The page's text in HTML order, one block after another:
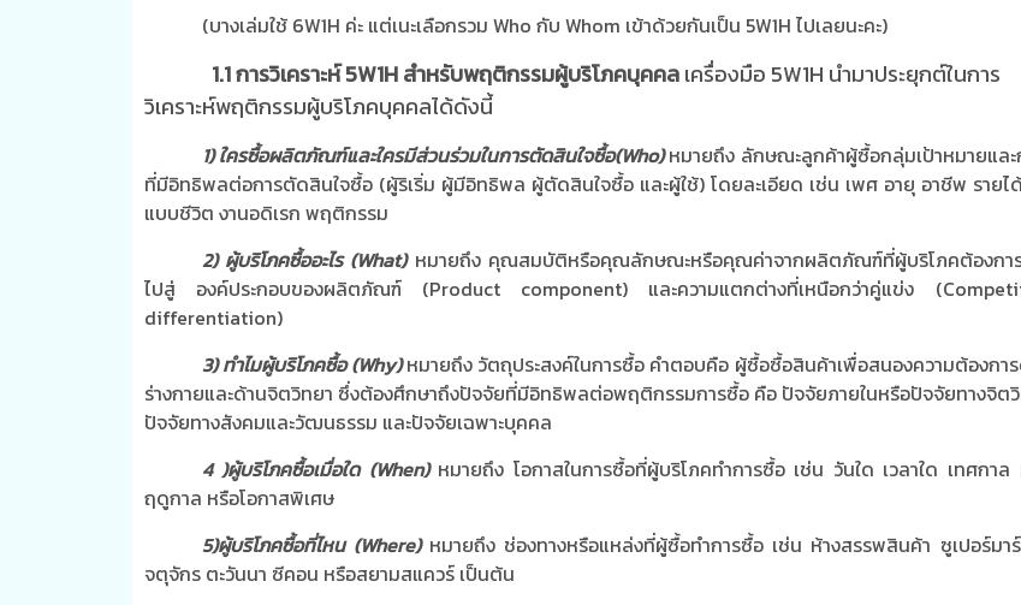
(บางเล่มใช้ 6W1H ค่ะ แต่เนะเลือกรวม Who กับ Whom เข้าด้วยกันเป็น 5W1H ไปเลยนะคะ)
1.1 การวิเคราะห์5W1Hสำหรับพฤติกรรมผู้บริโภคบุคคลเครื่องมือ 5W1H นำมาประยุกต์ในการ
วิเคราะห์พฤติกรรมผู้บริโภคบุคคลได้ดังนี้
1) ใครซื้อผลิตภัณฑ์และใครมีส่วนร่วมในการตัดสินใจซื้อ(Who)หมายถึง ลักษณะลูกค้าผู้ซื้อกลุ่มเป้าหมายแล
ที่มีอิทธิพลต่อการตัดสินใจซื้อ (ผู้ริเริ่ม ผู้มีอิทธิพล ผู้ตัดสินใจซื้อ และผู้ใช้) โดยละเอียด เช่น เพศ อายุ อาชีพ รายไ
แบบชีวิต งานอดิเรก พฤติกรรม
2) ผู้บริโภคซื้ออะไร (What) หมายถึง คุณสมบัติหรือคุณลักษณะหรือคุณค่าจากผลิตภัณฑ์ที่ผู้บริโภคต้องกา
ไปสู่ องค์ประกอบของผลิตภัณฑ์ (Product component) และความแตกต่างที่เหนือกว่าคู่แข่ง (
differentiation)
3) ทำไมผู้บริโภคซื้อ(Why)หมายถึง วัตถุประสงค์ในการซื้อ คำตอบคือ ผู้ซื้อซื้อสินค้าเพื่อสนองความต้องกา
ร่างกายและด้านจิตวิทยา ซึ่งต้องศึกษาถึงปัจจัยที่มีอิทธิพลต่อพฤติกรรมการซื้อ คือ ปัจจัยภายในหรือปัจจัยทางจิต
ปัจจัยทางสังคมและวัฒนธรรม และปัจจัยเฉพาะบุคคล
4)ผู้บริโภคซื้อเมื่อใด (When) หมายถึง โอกาสในการซื้อที่ผู้บริโภคทำการซื้อ เช่น วันใด เวลาใด เทศกาล
ฤดูกาล หรือโอกาสพิเศษ
5)ผู้บริโภคซื้อที่ไหน (Where) หมายถึง ช่องทางหรือแหล่งที่ผู้ซื้อทำการซื้อ เช่น ห้างสรรพสินค้า ซูเปอร์มา
จตุจักร ตะวันนา ซีคอน หรือสยามสแควร์ เป็นต้น